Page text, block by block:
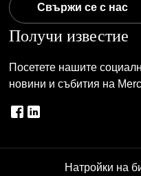
Свържи се с нас
Получи известие
Посетете нашите
новини и събития на
Натройки на